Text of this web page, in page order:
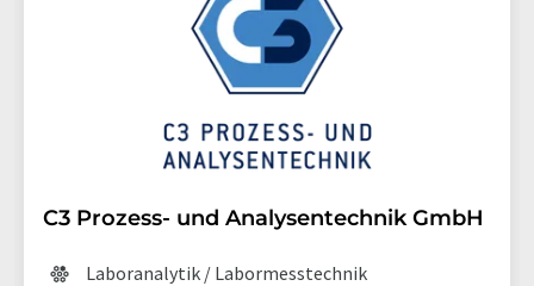
C3 Prozess- und Analysentechnik GmbH
Laboranalytik / Labormesstechnik